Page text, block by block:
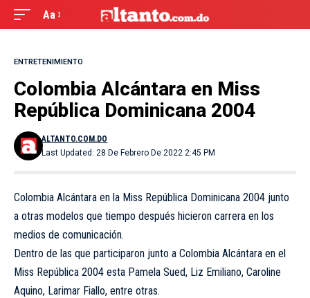
Aa
ENTRETENIMIENTO
Colombia Alcántara en Miss
República Dominicana 2004
Last Updated: 28 De Febrero De 2022 2:45 PM
ALTANTO.COM.DO
Colombia Alcántara en la Miss República Dominicana 2004 junto
a otras modelos que tiempo después hicieron carrera en los
medios de comunicación.
Dentro de las que participaron junto a Colombia Alcántara en el
Miss República 2004 esta Pamela Sued, Liz Emiliano, Caroline
Aquino, Larimar Fiallo, entre otras.